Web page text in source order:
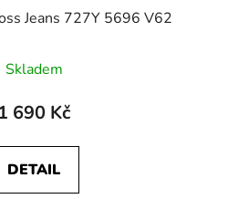
Jeans 727Y 5696 V62
Skladem
1 690 Kč
DETAIL